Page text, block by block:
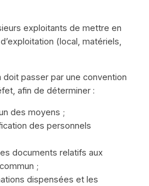
exploitants de mettre en
(local, matériels,
passer par une convention
afin de déterminer :
des moyens ;
des personnels
documents relatifs aux
;
dispensées et les